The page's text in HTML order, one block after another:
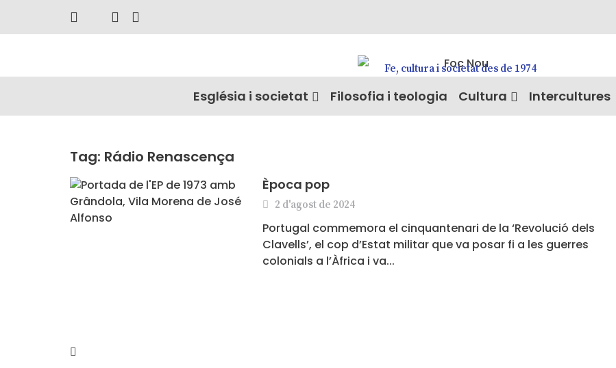
Fe, cultura i societat des de 1974
Església i societat Filosofia i teologia Cultura Intercultures
Tag: Rádio Renascença
Època pop
2 d'agost de 2024
Portugal commemora el cinquantenari de la ‘Revolució dels
Clavells’, el cop d’Estat militar que va posar fi a les guerres
colonials a l’Àfrica i va